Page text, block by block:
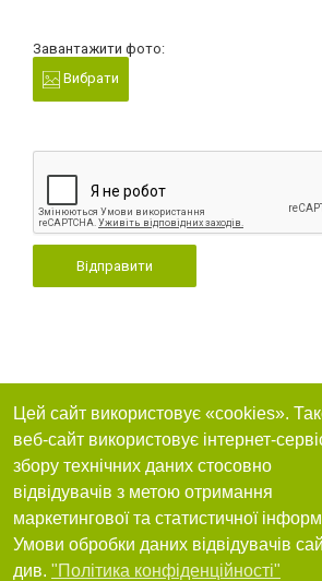
Завантажити фото:
Вибрати
Відправити
Цей сайт використовує «cookies».
веб-сайт використовує інтернет-
збору технічних даних стосовно
відвідувачів з метою отримання
маркетингової та статистичної
Умови обробки даних відвідувачів
див. "Політика конфіденційності"